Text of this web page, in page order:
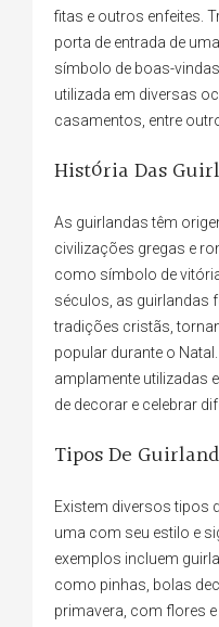
fitas e outros enfeites.
porta de entrada de
símbolo de boas-
utilizada em diversas
casamentos, entre
História Das
As guirlandas têm
civilizações gregas e
como símbolo de
séculos, as guirlandas
tradições cristãs,
popular durante o
amplamente utilizadas
de decorar e celebrar
Tipos De
Existem diversos tipos
uma com seu estilo e
exemplos incluem
como pinhas, bolas
primavera, com flores